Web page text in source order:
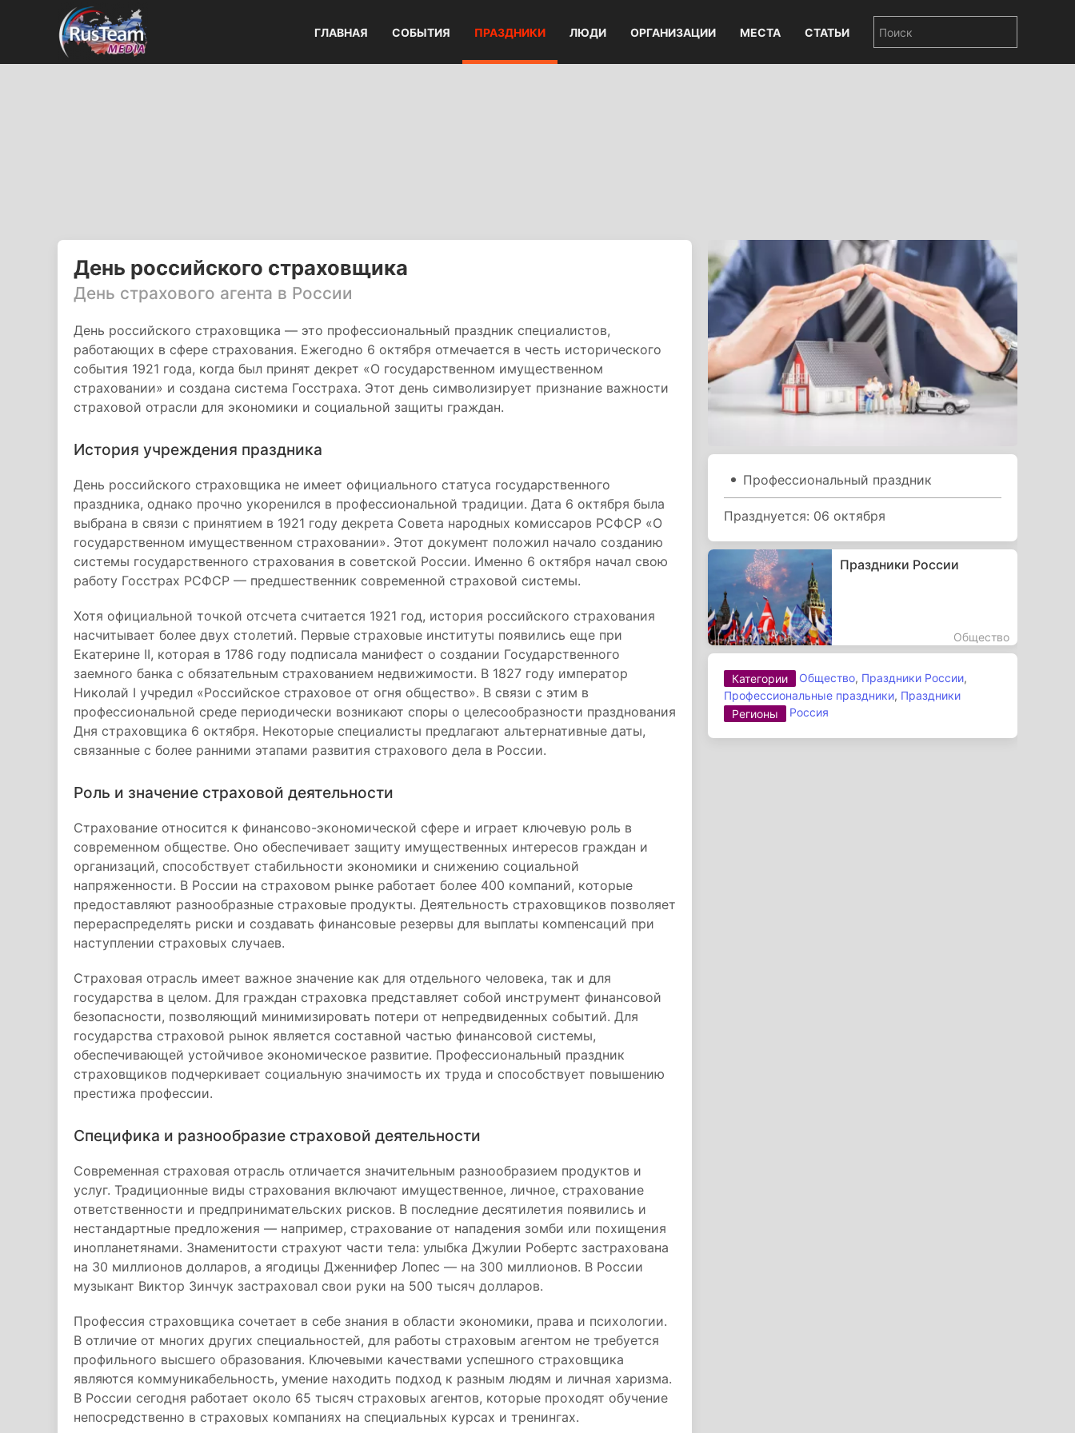
ГЛАВНАЯ СОБЫТИЯ ПРАЗДНИКИ ЛЮДИ ОРГАНИЗАЦИИ МЕСТА СТАТЬИ
День российского страховщика
День страхового агента в России
День российского страховщика — это профессиональный праздник специалистов,
работающих в сфере страхования. Ежегодно 6 октября отмечается в честь исторического
события 1921 года, когда был принят декрет «О государственном имущественном
страховании» и создана система Госстраха. Этот день символизирует признание важности
страховой отрасли для экономики и социальной защиты граждан.
История учреждения праздника
День российского страховщика не имеет официального статуса государственного
праздника, однако прочно укоренился в профессиональной традиции. Дата 6 октября была
выбрана в связи с принятием в 1921 году декрета Совета народных комиссаров РСФСР «О
государственном имущественном страховании». Этот документ положил начало созданию
системы государственного страхования в советской России. Именно 6 октября начал свою
работу Госстрах РСФСР — предшественник современной страховой системы.
Хотя официальной точкой отсчета считается 1921 год, история российского страхования
насчитывает более двух столетий. Первые страховые институты появились еще при
Екатерине II, которая в 1786 году подписала манифест о создании Государственного
заемного банка с обязательным страхованием недвижимости. В 1827 году император
Николай I учредил «Российское страховое от огня общество». В связи с этим в
профессиональной среде периодически возникают споры о целесообразности празднования
Дня страховщика 6 октября. Некоторые специалисты предлагают альтернативные даты,
связанные с более ранними этапами развития страхового дела в России.
Роль и значение страховой деятельности
Страхование относится к финансово-экономической сфере и играет ключевую роль в
современном обществе. Оно обеспечивает защиту имущественных интересов граждан и
организаций, способствует стабильности экономики и снижению социальной
напряженности. В России на страховом рынке работает более 400 компаний, которые
предоставляют разнообразные страховые продукты. Деятельность страховщиков позволяет
перераспределять риски и создавать финансовые резервы для выплаты компенсаций при
наступлении страховых случаев.
Страховая отрасль имеет важное значение как для отдельного человека, так и для
государства в целом. Для граждан страховка представляет собой инструмент финансовой
безопасности, позволяющий минимизировать потери от непредвиденных событий. Для
государства страховой рынок является составной частью финансовой системы,
обеспечивающей устойчивое экономическое развитие. Профессиональный праздник
страховщиков подчеркивает социальную значимость их труда и способствует повышению
престижа профессии.
Специфика и разнообразие страховой деятельности
Современная страховая отрасль отличается значительным разнообразием продуктов и
услуг. Традиционные виды страхования включают имущественное, личное, страхование
ответственности и предпринимательских рисков. В последние десятилетия появились и
нестандартные предложения — например, страхование от нападения зомби или похищения
инопланетянами. Знаменитости страхуют части тела: улыбка Джулии Робертс застрахована
на 30 миллионов долларов, а ягодицы Дженнифер Лопес — на 300 миллионов. В России
музыкант Виктор Зинчук застраховал свои руки на 500 тысяч долларов.
Профессия страховщика сочетает в себе знания в области экономики, права и психологии.
В отличие от многих других специальностей, для работы страховым агентом не требуется
профильного высшего образования. Ключевыми качествами успешного страховщика
являются коммуникабельность, умение находить подход к разным людям и личная харизма.
В России сегодня работает около 65 тысяч страховых агентов, которые проходят обучение
непосредственно в страховых компаниях на специальных курсах и тренингах.
Профессиональный праздник
Празднуется: 06 октября
Праздники России
Общество
Категории Общество, Праздники России,
Профессиональные праздники, Праздники
Регионы
Россия